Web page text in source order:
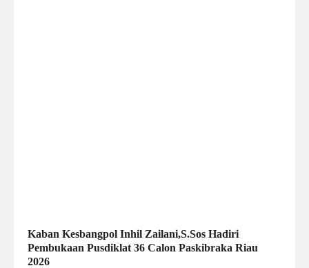
Kaban Kesbangpol Inhil Zailani,S.Sos Hadiri
Pembukaan Pusdiklat 36 Calon Paskibraka Riau
2026